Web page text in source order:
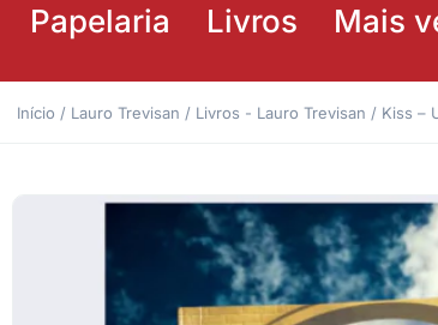
Papelaria Livros Mais
Início / Lauro Trevisan / Livros - Lauro Trevisan / Kiss –